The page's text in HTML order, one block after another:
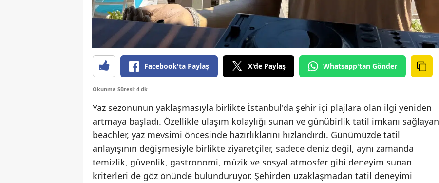
Facebook'ta Paylaş X'de Paylaş Whatsapp'tan Gönder
Okunma Süresi: 4 dk
Yaz sezonunun yaklaşmasıyla birlikte İstanbul'da şehir içi plajlara olan ilgi yeniden
artmaya başladı. Özellikle ulaşım kolaylığı sunan ve günübirlik tatil imkanı sağlayan
beachler, yaz mevsimi öncesinde hazırlıklarını hızlandırdı. Günümüzde tatil
anlayışının değişmesiyle birlikte ziyaretçiler, sadece deniz değil, aynı zamanda
temizlik, güvenlik, gastronomi, müzik ve sosyal atmosfer gibi deneyim sunan
kriterleri de göz önünde bulunduruyor. Şehirden uzaklaşmadan tatil deneyimi